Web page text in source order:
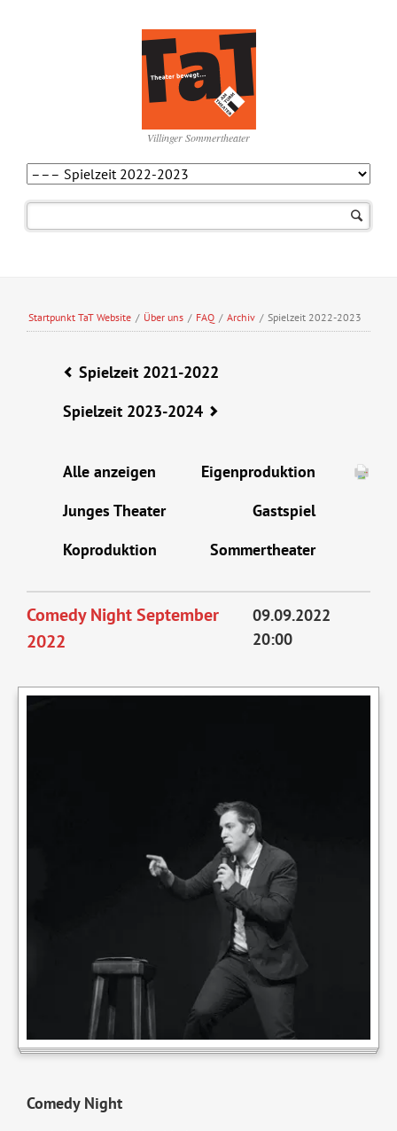
Villinger Sommertheater
Startpunkt TaT Website / Über uns / FAQ / Archiv / Spielzeit 2022-2023
Spielzeit 2021-2022
Spielzeit 2023-2024
Alle anzeigen
Eigenproduktion
Junges Theater
Gastspiel
Koproduktion
Sommertheater
Comedy Night September
2022
09.09.2022
20:00
Comedy Night